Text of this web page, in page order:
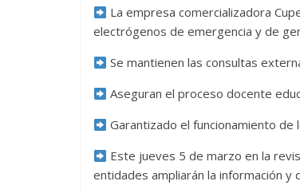
La empresa comercializadora
electrógenos de emergencia y de
Se mantienen las consultas
Aseguran el proceso docente
Garantizado el funcionamiento de
Este jueves 5 de marzo en la
entidades ampliarán la información y